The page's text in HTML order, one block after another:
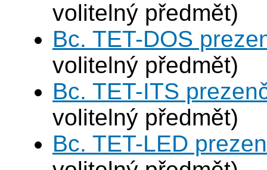
volitelný předmět)
Bc. TET-DOS
volitelný předmět)
Bc. TET-ITS
volitelný předmět)
Bc. TET-LED